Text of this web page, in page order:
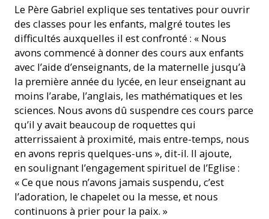
Le Père Gabriel explique ses tentatives pour ouvrir
des classes pour les enfants, malgré toutes les
difficultés auxquelles il est confronté : « Nous
avons commencé à donner des cours aux enfants
avec l’aide d’enseignants, de la maternelle jusqu’à
la première année du lycée, en leur enseignant au
moins l’arabe, l’anglais, les mathématiques et les
sciences. Nous avons dû suspendre ces cours parce
qu’il y avait beaucoup de roquettes qui
atterrissaient à proximité, mais entre-temps, nous
en avons repris quelques-uns », dit-il. Il ajoute,
en soulignant l’engagement spirituel de l’Eglise :
« Ce que nous n’avons jamais suspendu, c’est
l’adoration, le chapelet ou la messe, et nous
continuons à prier pour la paix. »